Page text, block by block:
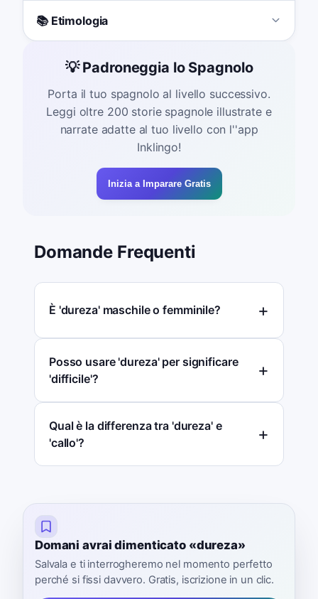
📚 Etimologia
💡 Padroneggia lo Spagnolo
Porta il tuo spagnolo al livello successivo.
Leggi oltre 200 storie spagnole illustrate e
narrate adatte al tuo livello con l''app
Inklingo!
Inizia a Imparare Gratis
Domande Frequenti
È 'dureza' maschile o femminile?
Posso usare 'dureza' per significare
'difficile'?
Qual è la differenza tra 'dureza' e
'callo'?
Domani avrai dimenticato «dureza»
Salvala e ti interrogheremo nel momento perfetto
perché si fissi davvero. Gratis, iscrizione in un clic.